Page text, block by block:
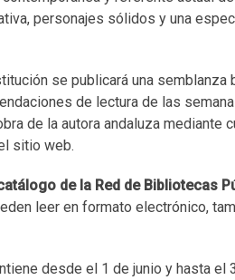
personajes sólidos y una
se publicará una
de lectura de las
de la autora andaluza mediante
sitio web.
de la Red de Bibliotecas
leer en formato electrónico,
desde el 1 de junio y hasta